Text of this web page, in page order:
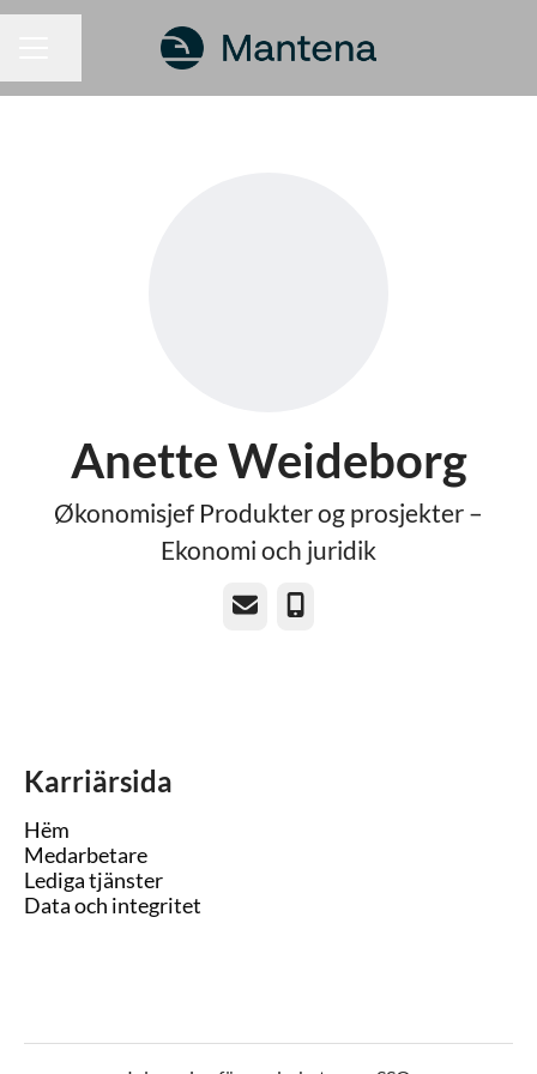
Anette Weideborg
Økonomisjef Produkter og prosjekter –
Ekonomi och juridik
E-post Telefon
Karriärsida
Hëm
Medarbetare
Lediga tjänster
Data och integritet